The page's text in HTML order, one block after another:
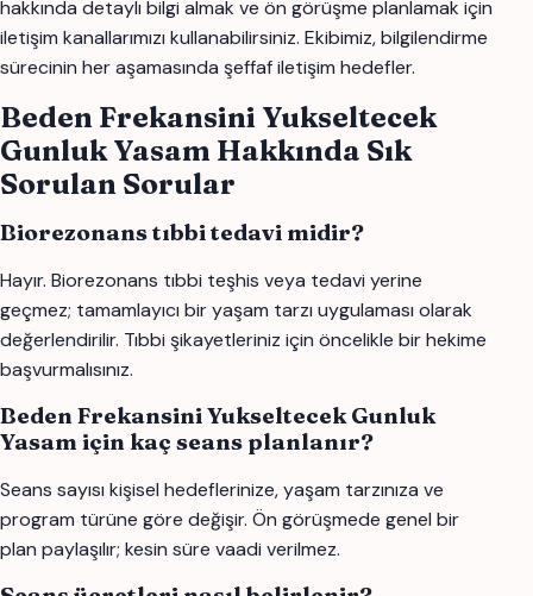
hakkında detaylı bilgi almak ve ön görüşme planlamak için
iletişim kanallarımızı kullanabilirsiniz. Ekibimiz, bilgilendirme
sürecinin her aşamasında şeffaf iletişim hedefler.
Beden Frekansini Yukseltecek
Gunluk Yasam Hakkında Sık
Sorulan Sorular
Biorezonans tıbbi tedavi midir?
Hayır. Biorezonans tıbbi teşhis veya tedavi yerine
geçmez; tamamlayıcı bir yaşam tarzı uygulaması olarak
değerlendirilir. Tıbbi şikayetleriniz için öncelikle bir hekime
başvurmalısınız.
Beden Frekansini Yukseltecek Gunluk
Yasam için kaç seans planlanır?
Seans sayısı kişisel hedeflerinize, yaşam tarzınıza ve
program türüne göre değişir. Ön görüşmede genel bir
plan paylaşılır; kesin süre vaadi verilmez.